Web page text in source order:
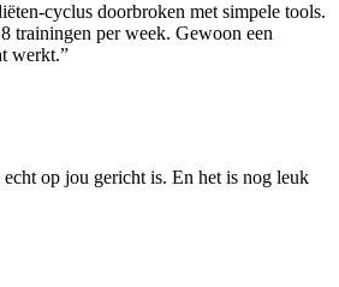
cyclus doorbroken met simpele tools.
trainingen per week. Gewoon een
werkt.”
op jou gericht is. En het is nog leuk